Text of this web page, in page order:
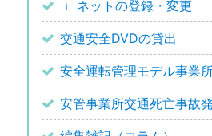
ｉ ネットの登録・変更
交通安全DVDの貸出
安全運転管理モデル事業
安管事業所交通死亡事故